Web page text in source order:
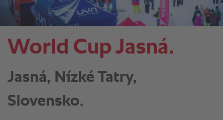
World Cup Jasná.
Jasná, Nízké Tatry,
Slovensko.